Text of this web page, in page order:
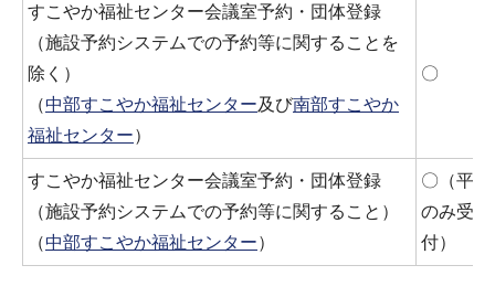
すこやか福祉センター会議室予約・団体登録
（施設予約システムでの予約等に関することを
除く）
（中部すこやか福祉センター及び南部すこやか
福祉センター）
〇
すこやか福祉センター会議室予約・団体登録
（施設予約システムでの予約等に関すること）
（中部すこやか福祉センター）
〇（平日
のみ受
付）